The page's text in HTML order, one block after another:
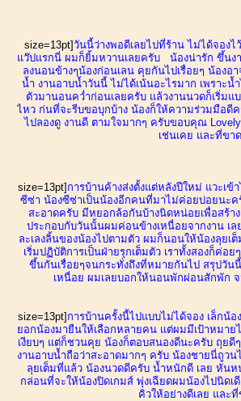
size=13pt]วันนี้ว่างพอดีเลยไปที่ร้าน ไม่ได้จอง
แว๊ปแรกนี่ ผมก็ยิ้มหวานเลยครับ น้องน่ารัก ขึ้น
ลงนอนข้างๆน้องก่อนเลน คุยกันไปเรื่อยๆ น้อง
น้ำ งานอาบน้ำวันนี้ ไม่ได้เน้นอะไรมาก เพราะ
ตัวมานอนคว่ำก่อนเลยครับ แล้วงานนวดก็เริ่ม
ไหว ก่นที่จะรีบขอบุกบ้าง น้องก็ให้ความร่วมมือ
ไปลองดู งานดี ตามใจมากๆ ครับขอบคุณ
เช่นเคย และที่ขา
size=13pt]การบ้านค้างส่งตั้งแต่หลังปีใหม่ แวะเ
ซีซ่า น้องซีซ่าเป็นน้องอีกคนที่มาไม่ค่อยบ่อยนะค
สะอาดครับ มีหยอกล้อกันบ้างนิดหน่อยเพื่อสร้า
ประกอบกับวันนั้นผมค่อนข้างเหนื่อยจากงาน เ
ละเลงลิ้นของน้องไปตามตัว ผมก็นอนให้น้องลุยเ
เริ่มปฏิบัติการเป็นฝ่ายรุกเต็มตัว เราทั้งสองก็ค่อย
ขึ้นกันเรื่อยๆจนกระทั่งถึงที่หมายกันไป สรุปวัน
เหนื่อย ผมเลยบอกให้นอนพักผ่อนสักพัก จ
size=13pt]การบ้านครั้งนี้ไปแบบไม่ได้จอง เล็กน้
ยอกน้องมายืนให้เลือกหลายคน แต่ผมมีเป้าหมา
เงียบๆ แต่ก็ชวนคุย น้องก็ตอบสนองดีนะครับ ถุย
งานอาบน้ำถือว่าสะอาดมากๆ ครับ น้องชายนี่ถู
ลุยเต็มที่แล้ว น้องนวดดีครับ น้ำหนักดี เลย หัน
กล่อนที่จะให้น้องปิดเกมส์ พุ่งเฉียดผมน้องไปนิด
คิวให้อย่างดีเลย และ